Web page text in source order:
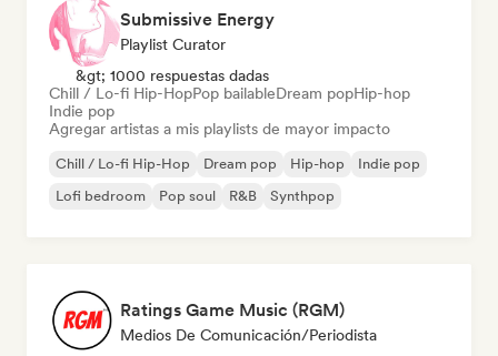
Submissive Energy
Playlist Curator
&gt; 1000 respuestas dadas
Chill / Lo-fi Hip-HopPop bailableDream popHip-hop
Indie pop
Agregar artistas a mis playlists de mayor impacto
Chill / Lo-fi Hip-Hop Dream pop Hip-hop
Indie pop
Lofi bedroom
Pop soul R&B Synthpop
Ratings Game Music (RGM)
Medios De Comunicación/Periodista